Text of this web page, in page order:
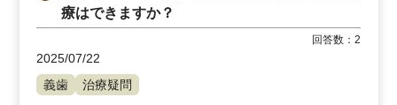
療はできますか？
回答数：2
2025/07/22
義歯
治療疑問